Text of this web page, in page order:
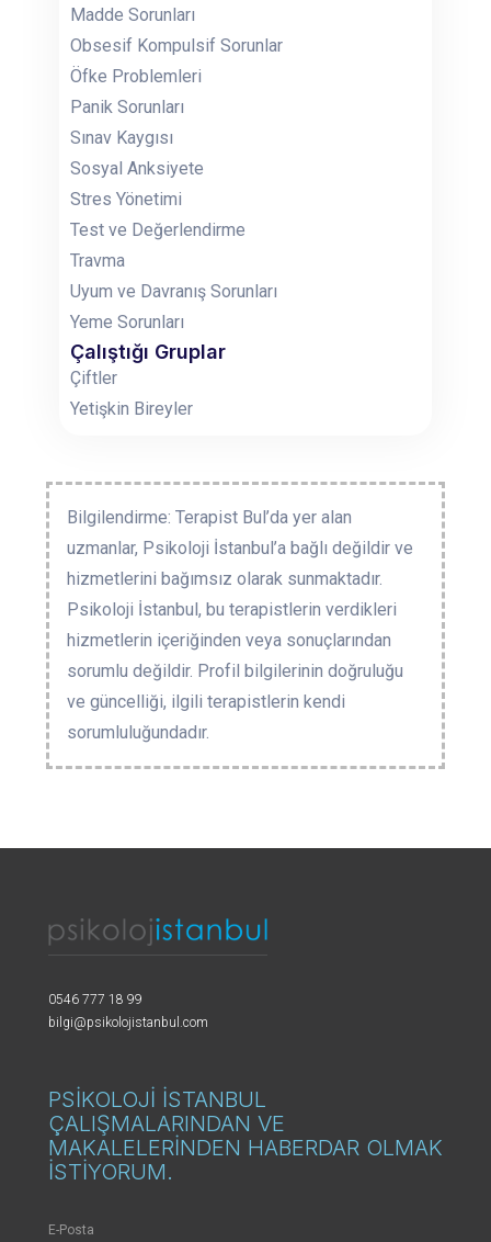
Madde Sorunları
Obsesif Kompulsif Sorunlar
Öfke Problemleri
Panik Sorunları
Sınav Kaygısı
Sosyal Anksiyete
Stres Yönetimi
Test ve Değerlendirme
Travma
Uyum ve Davranış Sorunları
Yeme Sorunları
Çalıştığı Gruplar
Çiftler
Yetişkin Bireyler
Bilgilendirme: Terapist Bul’da yer alan
uzmanlar, Psikoloji İstanbul’a bağlı değildir ve
hizmetlerini bağımsız olarak sunmaktadır.
Psikoloji İstanbul, bu terapistlerin verdikleri
hizmetlerin içeriğinden veya sonuçlarından
sorumlu değildir. Profil bilgilerinin doğruluğu
ve güncelliği, ilgili terapistlerin kendi
sorumluluğundadır.
0546 777 18 99
bilgi@psikolojistanbul.com
PSİKOLOJİ İSTANBUL
ÇALIŞMALARINDAN VE
MAKALELERİNDEN HABERDAR OLMAK
İSTİYORUM.
E-Posta